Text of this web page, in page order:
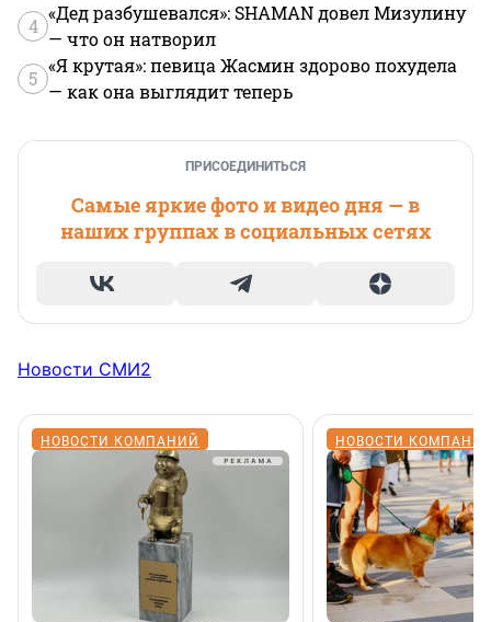
4
«Дед разбушевался»: SHAMAN довел Мизулину
— что он натворил
5
«Я крутая»: певица Жасмин здорово похудела
— как она выглядит теперь
ПРИСОЕДИНИТЬСЯ
Самые яркие фото и видео дня — в
наших группах в социальных сетях
Новости СМИ2
НОВОСТИ КОМПАНИЙ НОВОСТИ